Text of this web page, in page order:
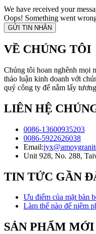
We have received your
Oops! Something went
VỀ CHÚNG TÔI
Chúng tôi hoan nghênh mọi
thảo luận kinh doanh với
quý công ty để nắm lấy
LIÊN HỆ
0086-13600935203
0086-5922626038
Email:
Unit 928, No. 288,
TIN TỨC GẦN
Ưu điểm của mặt bàn
Làm thế nào để niêm
SẢN PHẨM MỚI